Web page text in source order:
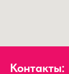
Контакты: